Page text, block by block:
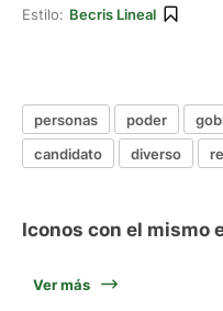
Estilo: Becris Lineal
personas poder
candidato
diverso
Iconos con el mismo
Ver más